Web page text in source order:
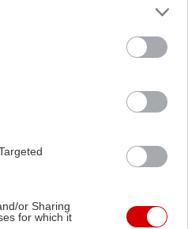
or Sharing
for which it